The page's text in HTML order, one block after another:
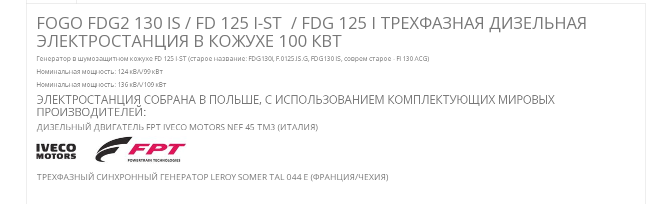
FOGO FDG2 130 IS / FD 125 I-ST / FDG 125 I ТРЕХФАЗНАЯ ДИЗЕЛЬНАЯ
ЭЛЕКТРОСТАНЦИЯ В КОЖУХЕ 100 КВТ
Генератор в шумозащитном кожухе FD 125 I-ST (старое название: FDG130I, F.0125.IS.G, FDG130 IS, соврем старое - FI 130 ACG)
Номинальная мощность: 124 кВА/99 кВт
Номинальная мощность: 136 кВА/109 кВт
ЭЛЕКТРОСТАНЦИЯ СОБРАНА В ПОЛЬШЕ, С ИСПОЛЬЗОВАНИЕМ КОМПЛЕКТУЮЩИХ МИРОВЫХ
ПРОИЗВОДИТЕЛЕЙ:
ДИЗЕЛЬНЫЙ ДВИГАТЕЛЬ FPT IVECO MOTORS NEF 45 TM3 (ИТАЛИЯ)
ТРЕХФАЗНЫЙ СИНХРОННЫЙ ГЕНЕРАТОР LEROY SOMER TAL 044 E (ФРАНЦИЯ/ЧЕХИЯ)